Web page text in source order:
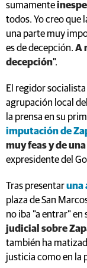
sumamente
todos. Yo creo que
una parte muy
es de decepción. A
decepción".
El regidor
agrupación local del
la prensa en su
imputación de
muy feas y de
expresidente del
Tras presentaruna
plaza de San
no iba "a entrar" en
judicial sobre
también ha
justicia como en la